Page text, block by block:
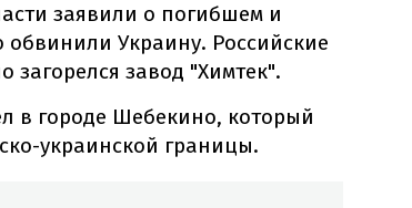
заявили о погибшем и
Украину. Российские
завод "Химтек".
в городе Шебекино, который
украинской границы.